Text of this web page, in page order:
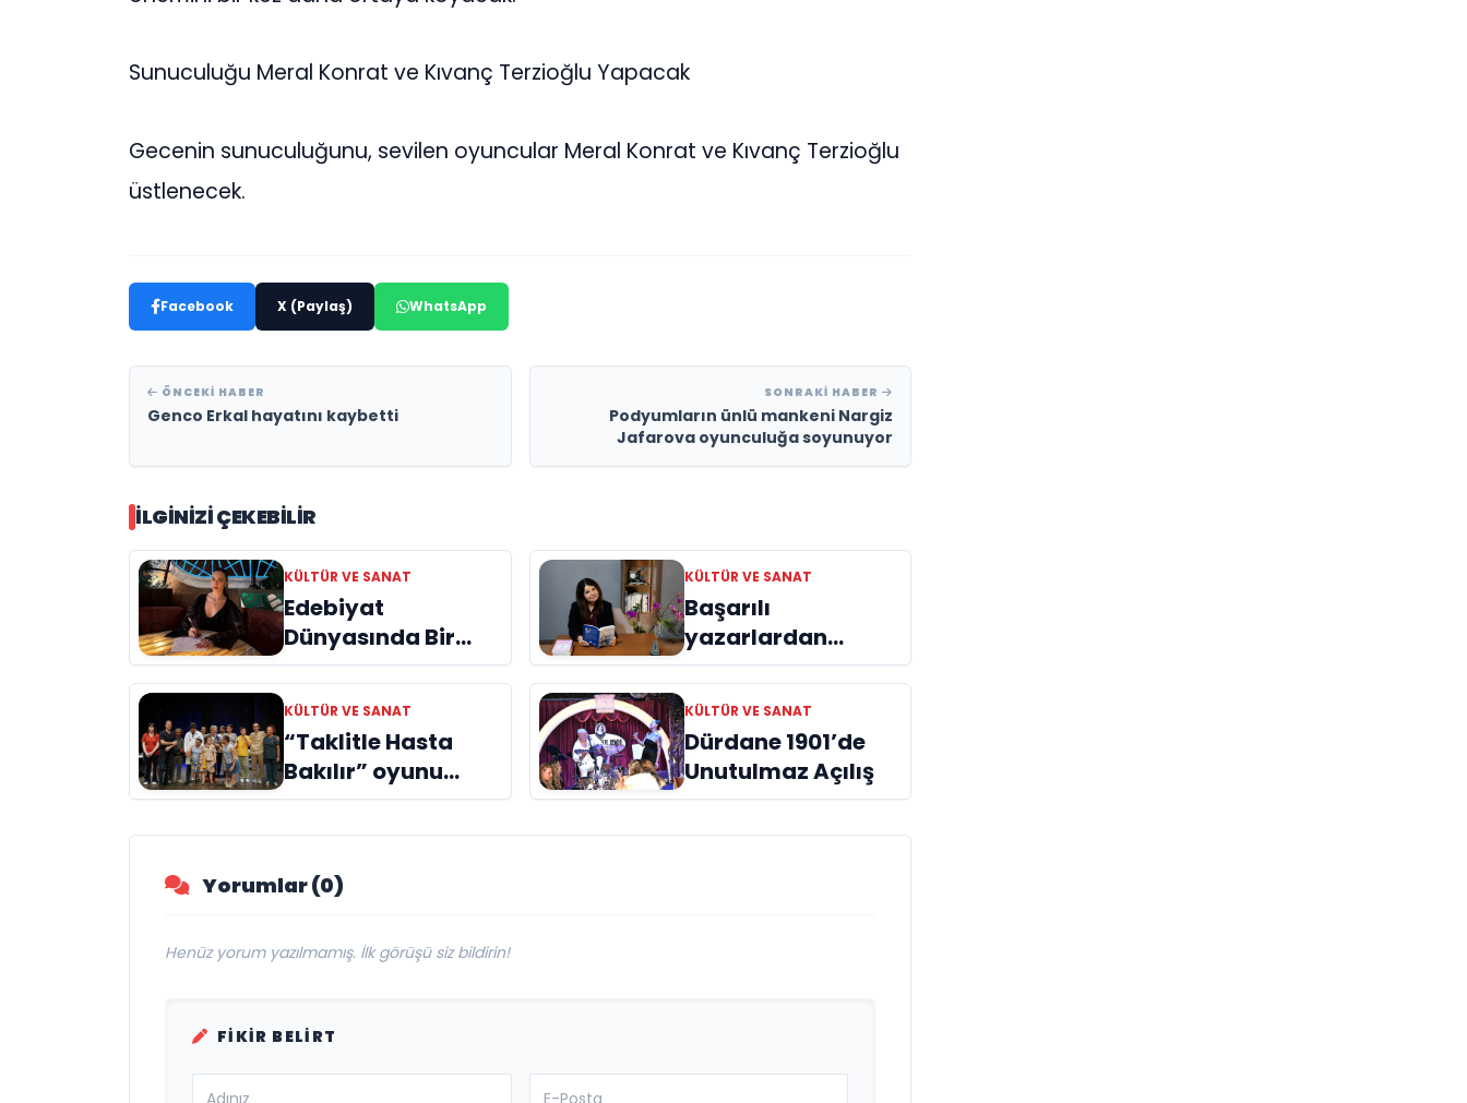
Sunuculuğu Meral Konrat ve Kıvanç Terzioğlu Yapacak
Gecenin sunuculuğunu, sevilen oyuncular Meral Konrat ve Kıvanç Terzioğlu
üstlenecek.
Facebook X (Paylaş) WhatsApp
ÖNCEKI HABER
Genco Erkal hayatını kaybetti
SONRAKI HABER
Podyumların ünlü mankeni Nargiz
Jafarova oyunculuğa soyunuyor
İLGINIZI ÇEKEBILIR
KÜLTÜR VE SANAT
Edebiyat
Dünyasında Bir
Genç Deha
Doğuyor: Dilruba
Engin ve Zift Karası
Evreni ‘AVENOİR’
KÜLTÜR VE SANAT
Başarılı
yazarlardan
Azime Savaş’tan
başucu kitabı
“Emanet”
raflardaki yerini
aldı
KÜLTÜR VE SANAT
“Taklitle Hasta
Bakılır” oyunu
engelleri sanatla
aştı
KÜLTÜR VE SANAT
Dürdane 1901’de
Unutulmaz Açılış
Yorumlar (0)
Henüz yorum yazılmamış. İlk görüşü siz bildirin!
FIKIR BELIRT